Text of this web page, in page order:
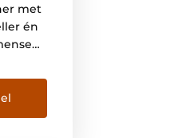
met
én